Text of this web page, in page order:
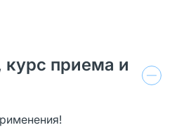
приема и